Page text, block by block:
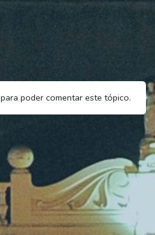
para poder comentar este tópico.